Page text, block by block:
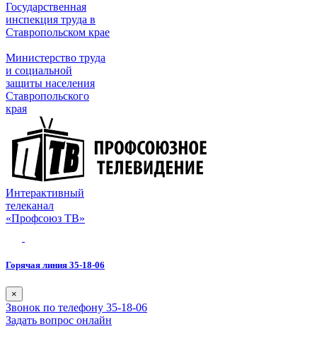
Государственная
инспекция труда в
Ставропольском крае
Министерство труда
и социальной
защиты населения
Ставропольского
края
Интерактивный
телеканал
«Профсоюз ТВ»
Горячая линия 35-18-06
×
Звонок по телефону 35-18-06
Задать вопрос онлайн